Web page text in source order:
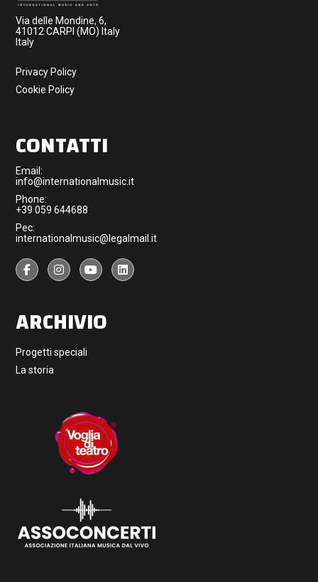
Via delle Mondine, 6,
41012 CARPI (MO) Italy
Italy
Privacy Policy
Cookie Policy
CONTATTI
Email:
info@internationalmusic.it
Phone:
+39 059 644688
Pec:
internationalmusic@legalmail.it
ARCHIVIO
Progetti speciali
La storia